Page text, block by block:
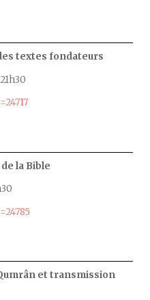
textes fondateurs
21h30
la Bible
et transmission